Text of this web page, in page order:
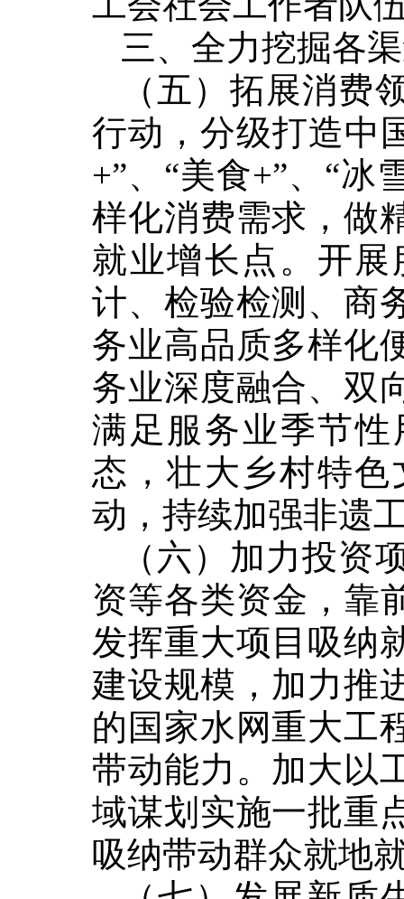
三、全力挖掘各
（五）拓展消费
行动，分级打造中
+”、 “美食+”、 “冰
样化消费需求，做
就业增长点。开
计、检验检测、商
务业高品质多样化
务业深度融合、双
满足服务业季节
态，壮大乡村特
动，持续加强非遗
（六）加力投资
资等各类资金，靠
发挥重大项目吸纳
建设规模，加力推
的国家水网重大工
带动能力。加大以
域谋划实施一批重
吸纳带动群众就地